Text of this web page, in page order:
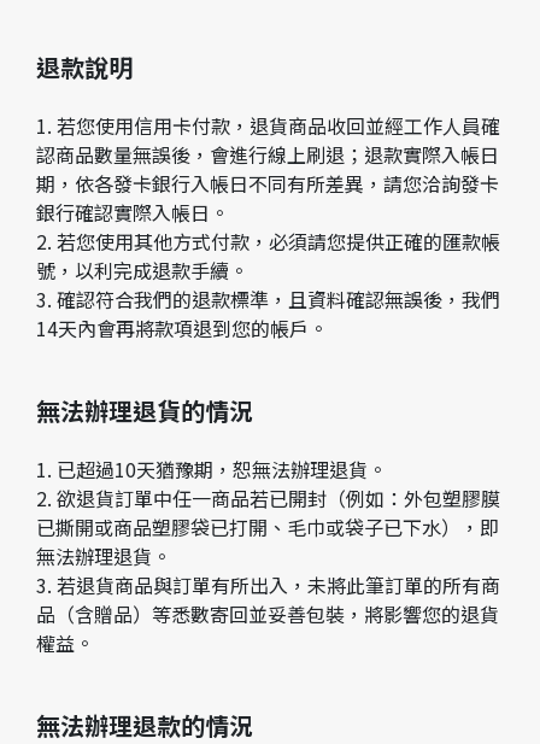
退款說明
1. 若您使用信用卡付款，退貨商品收回並經工作人員確
認商品數量無誤後，會進行線上刷退；退款實際入帳日
期，依各發卡銀行入帳日不同有所差異，請您洽詢發卡
銀行確認實際入帳日。
2. 若您使用其他方式付款，必須請您提供正確的匯款帳
號，以利完成退款手續。
3. 確認符合我們的退款標準，且資料確認無誤後，我們
14天內會再將款項退到您的帳戶。
無法辦理退貨的情況
1. 已超過10天猶豫期，恕無法辦理退貨。
2. 欲退貨訂單中任一商品若已開封（例如：外包塑膠膜
已撕開或商品塑膠袋已打開、毛巾或袋子已下水），即
無法辦理退貨。
3. 若退貨商品與訂單有所出入，未將此筆訂單的所有商
品（含贈品）等悉數寄回並妥善包裝，將影響您的退貨
權益。
無法辦理退款的情況